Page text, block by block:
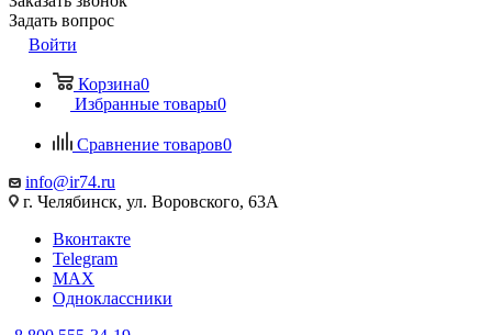
Задать вопрос
Войти
Корзина0
Избранные товары0
Сравнение товаров0
info@ir74.ru
г. Челябинск, ул. Воровского, 63А
Вконтакте
Telegram
MAX
Одноклассники